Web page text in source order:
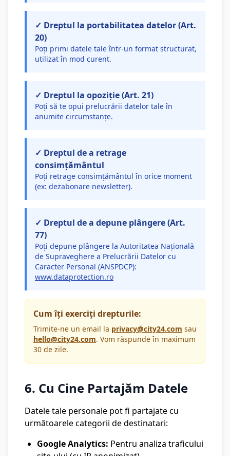
✓ Dreptul la portabilitatea datelor (Art.
20)
Poți primi datele tale într-un format structurat,
utilizat în mod curent.
✓ Dreptul la opoziție (Art. 21)
Poți să te opui prelucrării datelor tale în
anumite circumstanțe.
✓ Dreptul de a retrage
consimțământul
Poți retrage consimțământul în orice moment
(ex: dezabonare newsletter).
✓ Dreptul de a depune plângere (Art.
77)
Poți depune plângere la Autoritatea Națională
de Supraveghere a Prelucrării Datelor cu
Caracter Personal (ANSPDCP):
www.dataprotection.ro
Cum îți exerciți drepturile:
Trimite-ne un email la privacy@city24.com sau
hello@city24.com. Vom răspunde în maximum
30 de zile.
6. Cu Cine Partajăm Datele
Datele tale personale pot fi partajate cu
următoarele categorii de destinatari:
Google Analytics: Pentru analiza traficului